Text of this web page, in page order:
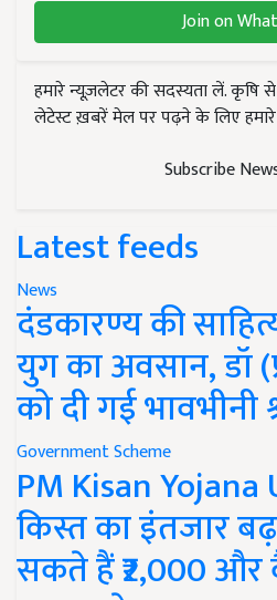
Join on
हमारे न्यूज़लेटर की सदस्यता लें. कृषि
लेटेस्ट ख़बरें मेल पर पढ़ने के लिए
Subscribe
Latest feeds
News
दंडकारण्य की
युग का अवसान, डॉ
को दी गई भावभीनी
Government Scheme
PM Kisan Yojana
किस्त का इंतजार
सकते हैं ₹2,000